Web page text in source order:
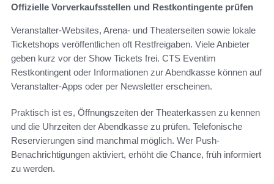
Offizielle Vorverkaufsstellen und Restkontingente prüfen
Veranstalter-Websites, Arena- und Theaterseiten sowie lokale
Ticketshops veröffentlichen oft Restfreigaben. Viele Anbieter
geben kurz vor der Show Tickets frei. CTS Eventim
Restkontingent oder Informationen zur Abendkasse können auf
Veranstalter-Apps oder per Newsletter erscheinen.
Praktisch ist es, Öffnungszeiten der Theaterkassen zu kennen
und die Uhrzeiten der Abendkasse zu prüfen. Telefonische
Reservierungen sind manchmal möglich. Wer Push-
Benachrichtigungen aktiviert, erhöht die Chance, früh informiert
zu werden.